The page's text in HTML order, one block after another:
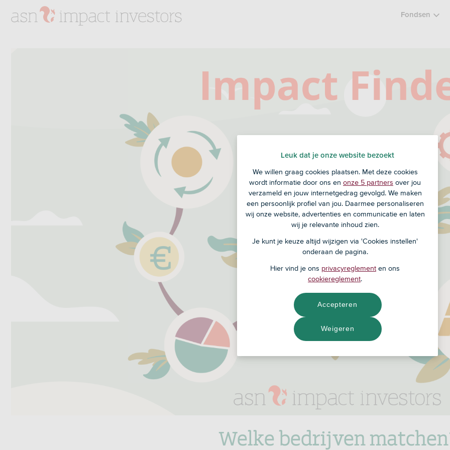
Fondsen
Welke bedrijven
Leuk dat je onze website bezoekt
We willen graag cookies plaatsen. Met deze cookies
wordt informatie door ons en onze 5 partners over jou
verzameld en jouw internetgedrag gevolgd. We maken
een persoonlijk profiel van jou. Daarmee personaliseren
wij onze website, advertenties en communicatie en laten
wij je relevante inhoud zien.
Je kunt je keuze altijd wijzigen via 'Cookies instellen'
onderaan de pagina.
Hier vind je ons privacyreglement en ons
cookiereglement.
Weigeren
Accepteren